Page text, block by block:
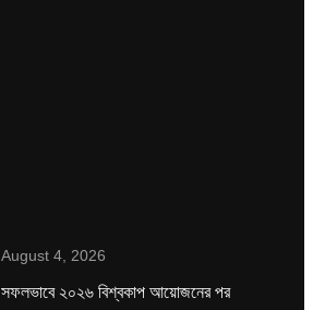
August 4, 2026
সফলভাবে ২০২৬ বিশ্বকাপ আয়োজনের পর